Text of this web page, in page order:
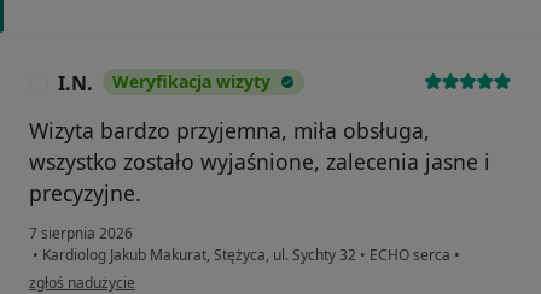
I.N. Weryfikacja wizyty
Wizyta bardzo przyjemna, miła obsługa,
wszystko zostało wyjaśnione, zalecenia jasne i
precyzyjne.
7 sierpnia 2026
• Kardiolog Jakub Makurat, Stężyca, ul. Sychty 32 • ECHO serca •
w opinii użytkownika I.N.
zgłoś nadużycie